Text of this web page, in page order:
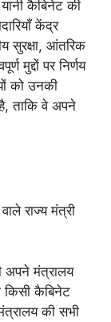
कैबिनेट की
केंद्र
सुरक्षा, आंतरिक
मुद्दों पर निर्णय
को उनकी
ताकि वे अपने
राज्य मंत्री
अपने मंत्रालय
कैबिनेट
की सभी